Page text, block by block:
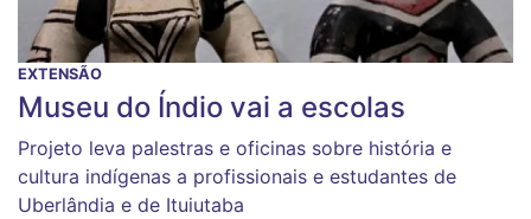
EXTENSÃO
Museu do Índio vai a escolas
Projeto leva palestras e oficinas sobre história e
cultura indígenas a profissionais e estudantes de
Uberlândia e de Ituiutaba